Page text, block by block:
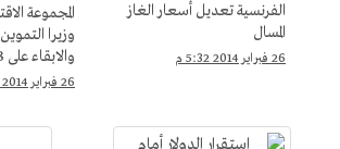
الفرنسية تعديل أسعار الغاز
المسال
26 فبراير 2014 5:32 م
المجموعة
وزيرا
أخرى
26 فبراير 2014 5:19 م